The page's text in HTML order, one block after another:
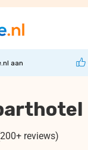
aan
reviews)